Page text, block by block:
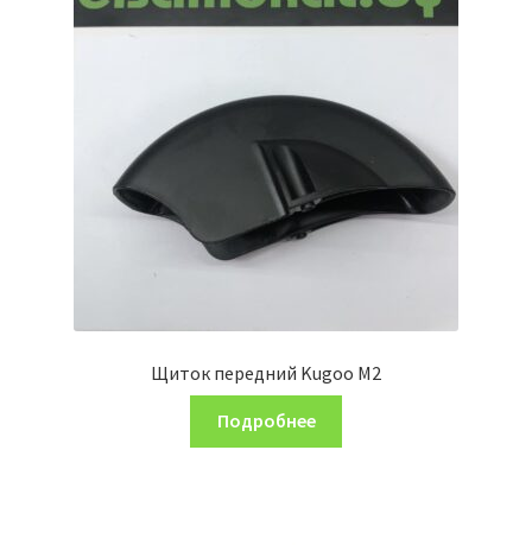
Щиток передний Kugoo M2
Подробнее